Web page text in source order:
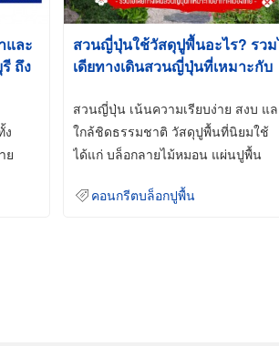
และ
ถึง
ง
ย
สวนญี่ปุ่นใช้วัสดุปูพื้นอะไร? รวม
เดียทางเดินสวนญี่ปุ่นที่เหมาะกับ
สวนญี่ปุ่น เน้นความเรียบง่าย สงบ แ
ใกล้ชิดธรรมชาติ วัสดุปูพื้นที่นิยมใช้
ได้แก่ บล็อกลายไม้หมอน แผ่นปูพื้น
คอนกรีตบล็อกปูพื้น